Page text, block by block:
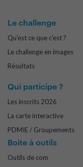
Le challenge
Qu'est ce que c'est ?
Le challenge en images
Résultats
Qui participe ?
Les inscrits 2026
La carte interactive
PDMIE / Groupements
Boite à outils
Outils de com